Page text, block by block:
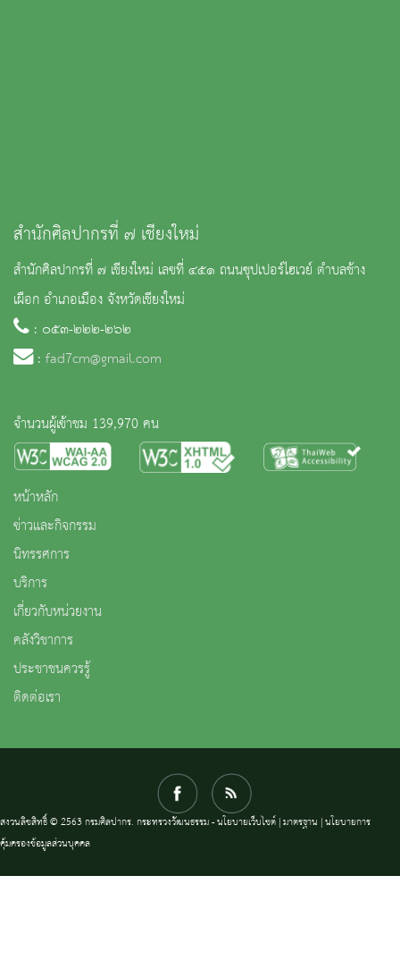
สำนักศิลปากรที่ ๗ เชียงใหม่
สำนักศิลปากรที่ ๗ เชียงใหม่ เลขที่ ๔๕๑ ถนนซุปเปอร์ไฮเวย์ ตำบลช้าง
เผือก อำเภอเมือง จังหวัดเชียงใหม่
: ๐๕๓-๒๒๒-๒๖๒
: fad7cm@gmail.com
จำนวนผู้เข้าชม 139,970 คน
หน้าหลัก
ข่าวและกิจกรรม
นิทรรศการ
บริการ
เกี่ยวกับหน่วยงาน
คลังวิชาการ
ประชาชนควรรู้
ติดต่อเรา
สงวนลิขสิทธิ์ © 2563 กรมศิลปากร. กระทรวงวัฒนธรรม -นโยบายเว็บไซต์|มาตรฐาน |นโยบายการ
คุ้มครองข้อมูลส่วนบุคคล